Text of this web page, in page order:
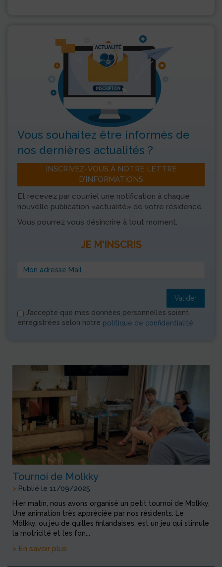
Vous souhaitez être informés de
nos dernières actualités ?
INSCRIVEZ-VOUS À NOTRE LETTRE
D’INFORMATIONS
Et recevez par courriel une notification à chaque
nouvelle publication «actualité» de votre résidence.
Vous pourrez vous désincrire à tout moment.
JE M'INSCRIS
Valider
J’accepte que mes données personnelles soient
enregistrées selon notre politique de confidentialité
Tournoi de Molkky
> Publié le 11/09/2025
Hier matin, nous avons organisé un petit tournoi de Molkky.
Une animation très appréciée par nos résidents. Le
Mölkky, ou jeu de quilles finlandaises, est un jeu qui stimule
la motricité et les fon...
> En savoir plus